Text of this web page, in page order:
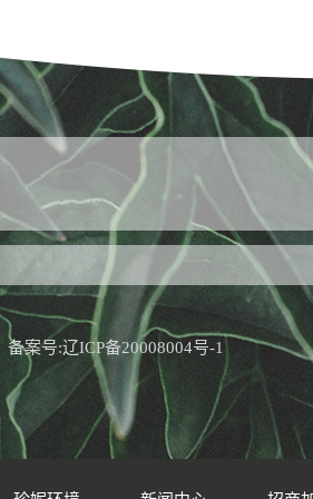
备案号:辽ICP备20008004号-1